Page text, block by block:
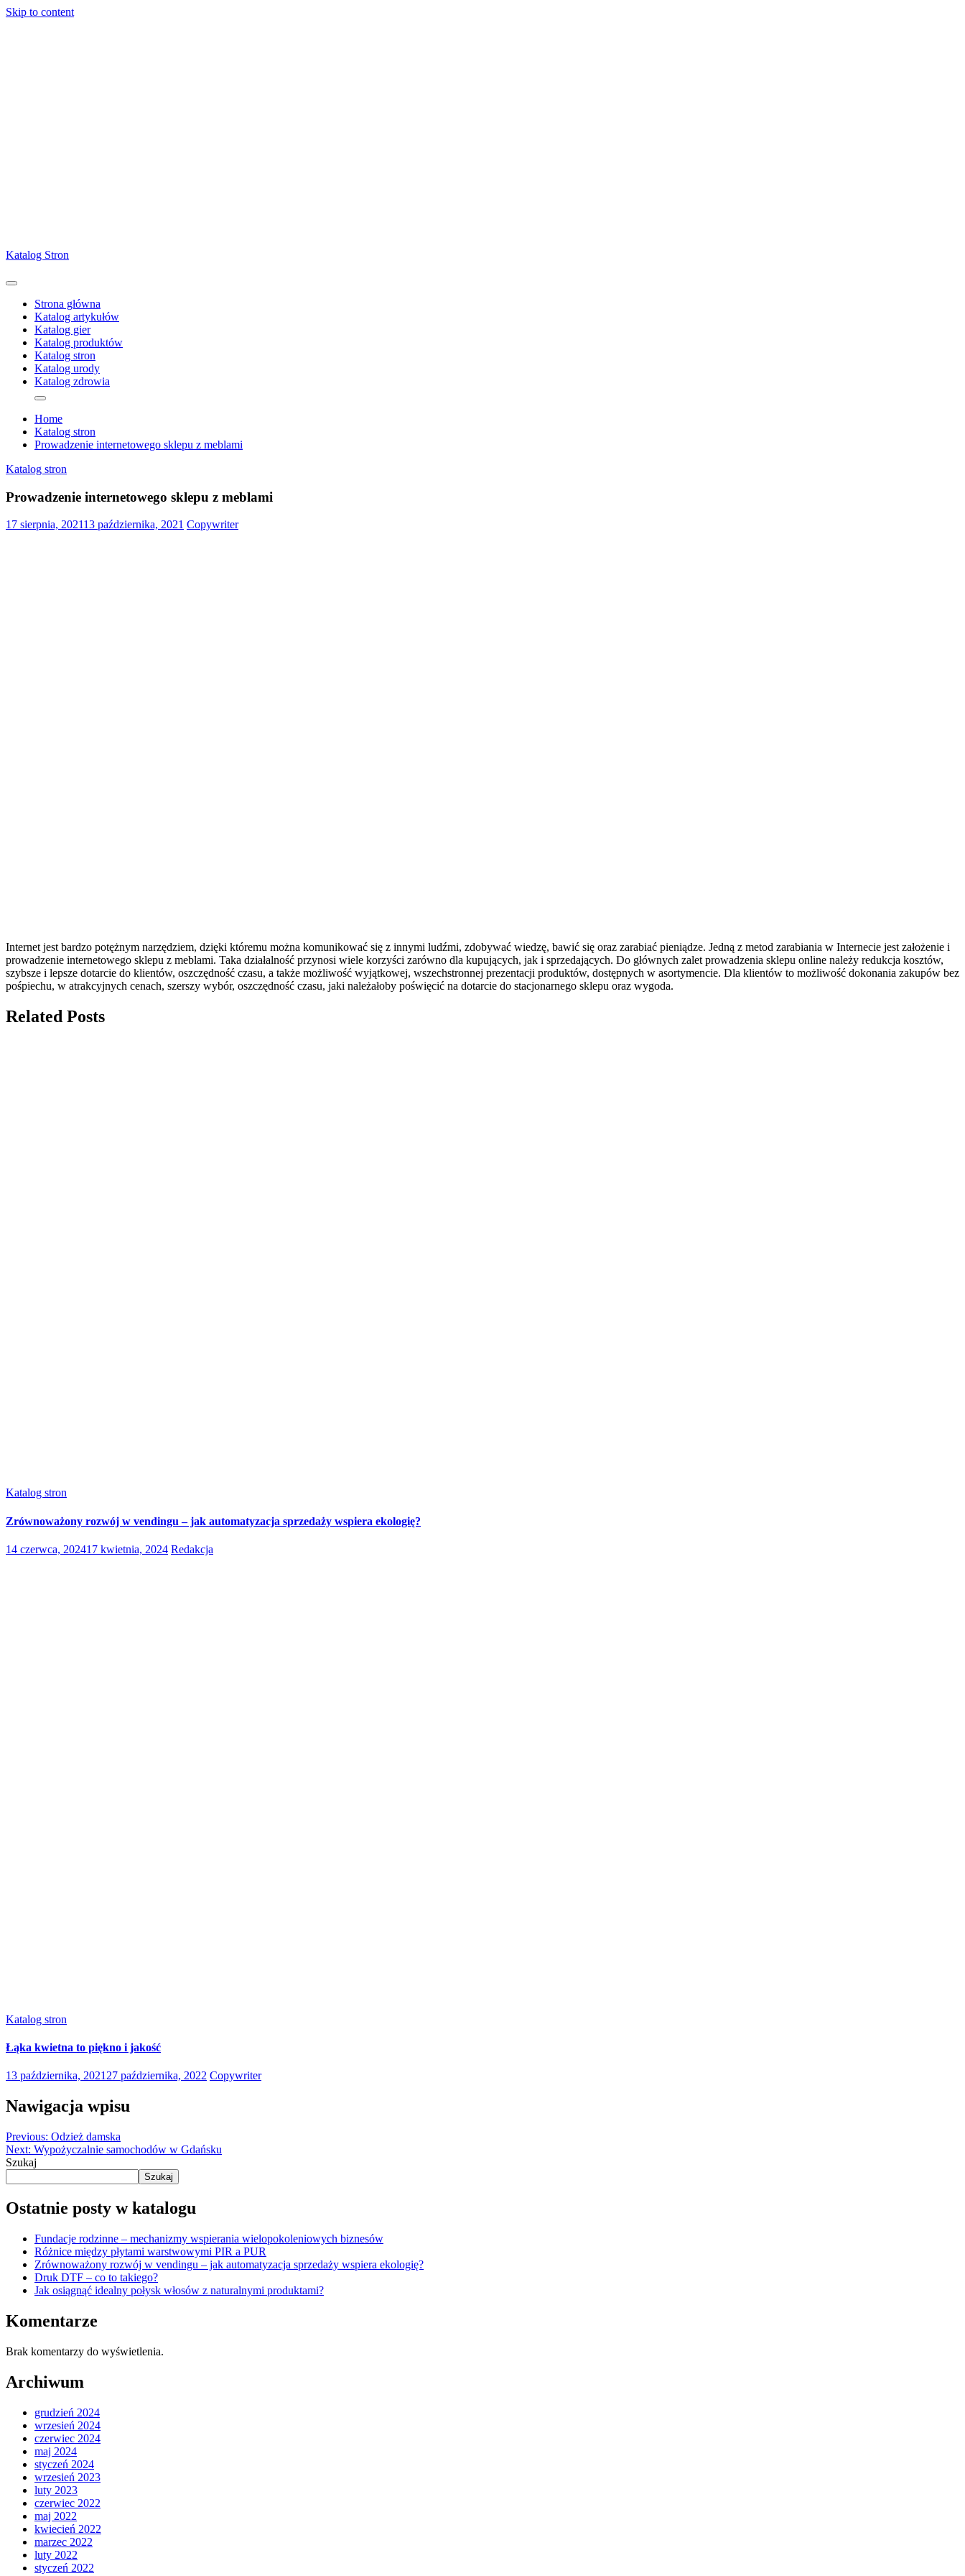
Skip to content
Katalog Stron
Strona główna
Katalog artykułów
Katalog gier
Katalog produktów
Katalog stron
Katalog urody
Katalog zdrowia
Home
Katalog stron
Prowadzenie internetowego sklepu z meblami
Katalog stron
Prowadzenie internetowego sklepu z meblami
17 sierpnia, 202113 października, 2021 Copywriter
Internet jest bardzo potężnym narzędziem, dzięki któremu można komunikować się z innymi ludźmi, zdobywać wiedzę, bawić się oraz zarabiać pieniądze. Jedną z metod zarabiania w Internecie jest założenie i
prowadzenie internetowego sklepu z meblami. Taka działalność przynosi wiele korzyści zarówno dla kupujących, jak i sprzedających. Do głównych zalet prowadzenia sklepu online należy redukcja kosztów,
szybsze i lepsze dotarcie do klientów, oszczędność czasu, a także możliwość wyjątkowej, wszechstronnej prezentacji produktów, dostępnych w asortymencie. Dla klientów to możliwość dokonania zakupów bez
pośpiechu, w atrakcyjnych cenach, szerszy wybór, oszczędność czasu, jaki należałoby poświęcić na dotarcie do stacjonarnego sklepu oraz wygoda.
Related Posts
Katalog stron
Zrównoważony rozwój w vendingu – jak automatyzacja sprzedaży wspiera ekologię?
14 czerwca, 202417 kwietnia, 2024 Redakcja
Katalog stron
Łąka kwietna to piękno i jakość
13 października, 2021 27 października, 2022 Copywriter
Nawigacja wpisu
Previous: Odzież damska
Next: Wypożyczalnie samochodów w Gdańsku
Szukaj
Szukaj
Ostatnie posty w katalogu
Fundacje rodzinne – mechanizmy wspierania wielopokoleniowych biznesów
Różnice między płytami warstwowymi PIR a PUR
Zrównoważony rozwój w vendingu – jak automatyzacja sprzedaży wspiera ekologię?
Druk DTF – co to takiego?
Jak osiągnąć idealny połysk włosów z naturalnymi produktami?
Komentarze
Brak komentarzy do wyświetlenia.
Archiwum
grudzień 2024
wrzesień 2024
czerwiec 2024
maj 2024
styczeń 2024
wrzesień 2023
luty 2023
czerwiec 2022
maj 2022
kwiecień 2022
marzec 2022
luty 2022
styczeń 2022